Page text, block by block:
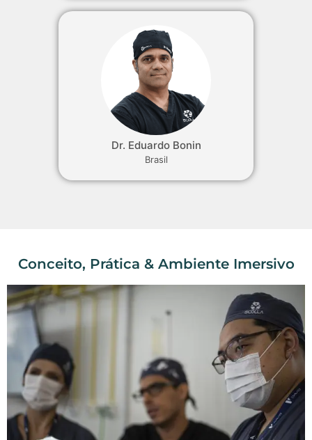
Dr. Eduardo Bonin
Brasil
Conceito, Prática & Ambiente Imersivo